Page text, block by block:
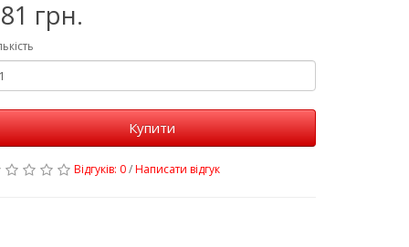
грн.
Купити
Відгуків: 0/Написати відгук